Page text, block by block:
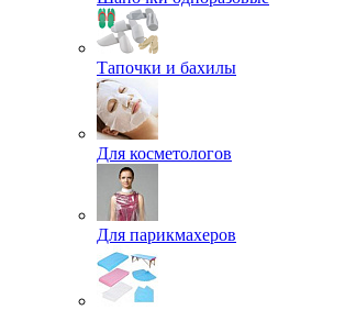
Тапочки и бахилы
Для косметологов
Для парикмахеров